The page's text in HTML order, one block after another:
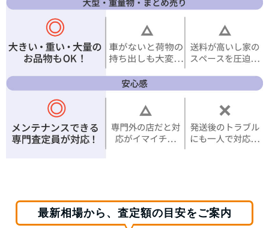
最新相場から、査定額の目安をご案内